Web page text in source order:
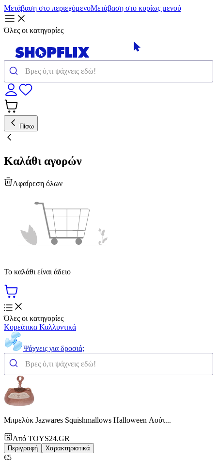
Μετάβαση στο περιεχόμενοΜετάβαση στο κυρίως μενού
Όλες οι κατηγορίες
Πίσω
Καλάθι αγορών
Αφαίρεση όλων
Το καλάθι είναι άδειο
Όλες οι κατηγορίες
Κορεάτικα Καλλυντικά
Ψάχνεις για δροσιά;
Μπρελόκ Jazwares Squishmallows Halloween Λούτ...
Από TOYS24.GR
Περιγραφή Χαρακτηριστικά
€5